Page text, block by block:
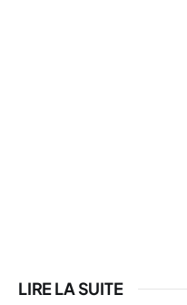
LIRE LA SUITE